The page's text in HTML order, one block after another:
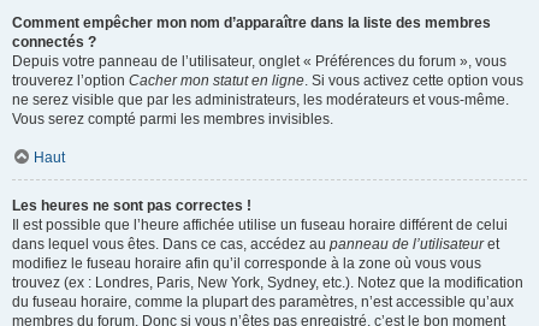
Comment empêcher mon nom d’apparaître dans la liste des membres
connectés ?
Depuis votre panneau de l’utilisateur, onglet « Préférences du forum », vous
trouverez l’option Cacher mon statut en ligne. Si vous activez cette option vous
ne serez visible que par les administrateurs, les modérateurs et vous-même.
Vous serez compté parmi les membres invisibles.
Haut
Les heures ne sont pas correctes !
Il est possible que l’heure affichée utilise un fuseau horaire différent de celui
dans lequel vous êtes. Dans ce cas, accédez au panneau de l’utilisateuret
modifiez le fuseau horaire afin qu’il corresponde à la zone où vous vous
trouvez (ex : Londres, Paris, New York, Sydney, etc.). Notez que la modification
du fuseau horaire, comme la plupart des paramètres, n’est accessible qu’aux
membres du forum. Donc si vous n’êtes pas enregistré, c’est le bon moment